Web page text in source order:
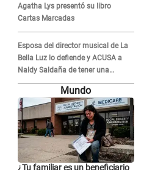
grabar"
Agatha Lys presentó su libro
Cartas Marcadas
Esposa del director musical de La
Bella Luz lo defiende y ACUSA a
Naldy Saldaña de tener una
relación con él y otros integrantes
Mundo
¿Tu familiar es un beneficiario